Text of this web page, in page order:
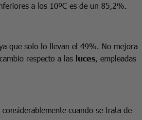
a los 10ºC es de un 85,2%.
que solo lo llevan el 49%. No mejora
respecto a las luces, empleadas
cuando se trata de